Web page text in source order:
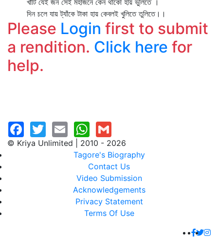
খাঁটি যেই জন সেই মহাজনে কেন থাকো হায় ভুলিতে ।
দিন চলে যায় ট্যাঁকে টাকা হায় কেবলই খুলিতে তুলিতে।।
Please Login first to submit
a rendition. Click here for
help.
© Kriya Unlimited | 2010 - 2026
Tagore's Biography
Contact Us
Video Submission
Acknowledgements
Privacy Statement
Terms Of Use